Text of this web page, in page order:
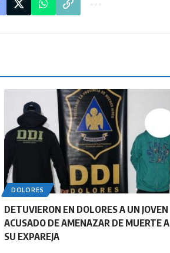
DOLORES
DETUVIERON EN DOLORES A UN JOVEN
ACUSADO DE AMENAZAR DE MUERTE A
SU EXPAREJA